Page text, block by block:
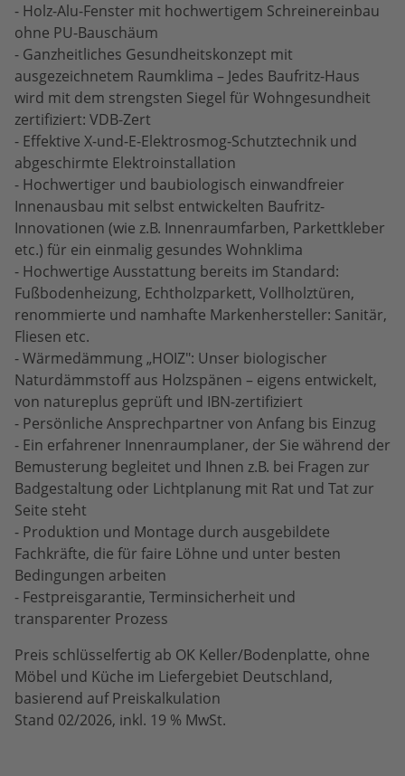
- Holz-Alu-Fenster mit hochwertigem Schreinereinbau
ohne PU-Bauschäum
- Ganzheitliches Gesundheitskonzept mit
ausgezeichnetem Raumklima – Jedes Baufritz-Haus
wird mit dem strengsten Siegel für Wohngesundheit
zertifiziert: VDB-Zert
- Effektive X-und-E-Elektrosmog-Schutztechnik und
abgeschirmte Elektroinstallation
- Hochwertiger und baubiologisch einwandfreier
Innenausbau mit selbst entwickelten Baufritz-
Innovationen (wie z.B. Innenraumfarben, Parkettkleber
etc.) für ein einmalig gesundes Wohnklima
- Hochwertige Ausstattung bereits im Standard:
Fußbodenheizung, Echtholzparkett, Vollholztüren,
renommierte und namhafte Markenhersteller: Sanitär,
Fliesen etc.
- Wärmedämmung „HOIZ": Unser biologischer
Naturdämmstoff aus Holzspänen – eigens entwickelt,
von natureplus geprüft und IBN-zertifiziert
- Persönliche Ansprechpartner von Anfang bis Einzug
- Ein erfahrener Innenraumplaner, der Sie während der
Bemusterung begleitet und Ihnen z.B. bei Fragen zur
Badgestaltung oder Lichtplanung mit Rat und Tat zur
Seite steht
- Produktion und Montage durch ausgebildete
Fachkräfte, die für faire Löhne und unter besten
Bedingungen arbeiten
- Festpreisgarantie, Terminsicherheit und
transparenter Prozess
Preis schlüsselfertig ab OK Keller/Bodenplatte, ohne
Möbel und Küche im Liefergebiet Deutschland,
basierend auf Preiskalkulation
Stand 02/2026, inkl. 19 % MwSt.